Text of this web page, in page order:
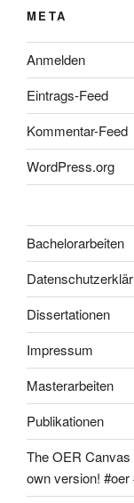
META
Anmelden
Eintrags-Feed
Kommentar-Feed
WordPress.org
Bachelorarbeiten
Dissertationen
Impressum
Masterarbeiten
Publikationen
The OER
own version!